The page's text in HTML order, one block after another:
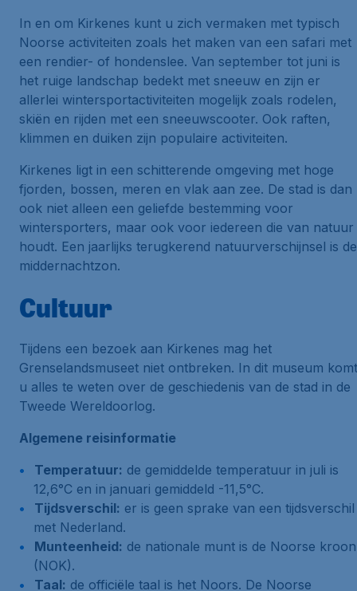
In en om Kirkenes kunt u zich vermaken met typisch
Noorse activiteiten zoals het maken van een safari met
een rendier- of hondenslee. Van september tot juni is
het ruige landschap bedekt met sneeuw en zijn er
allerlei wintersportactiviteiten mogelijk zoals rodelen,
skiën en rijden met een sneeuwscooter. Ook raften,
klimmen en duiken zijn populaire activiteiten.
Kirkenes ligt in een schitterende omgeving met hoge
fjorden, bossen, meren en vlak aan zee. De stad is dan
ook niet alleen een geliefde bestemming voor
wintersporters, maar ook voor iedereen die van natuur
houdt. Een jaarlijks terugkerend natuurverschijnsel is de
middernachtzon.
Cultuur
Tijdens een bezoek aan Kirkenes mag het
Grenselandsmuseet niet ontbreken. In dit museum komt
u alles te weten over de geschiedenis van de stad in de
Tweede Wereldoorlog.
Algemene reisinformatie
Temperatuur: de gemiddelde temperatuur in juli is
12,6°C en in januari gemiddeld -11,5°C.
Tijdsverschil: er is geen sprake van een tijdsverschil
met Nederland.
Munteenheid: de nationale munt is de Noorse kroon
(NOK).
Taal: de officiële taal is het Noors. De Noorse